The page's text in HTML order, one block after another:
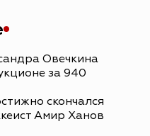
Овечкина
за 940
скончался
Амир Ханов